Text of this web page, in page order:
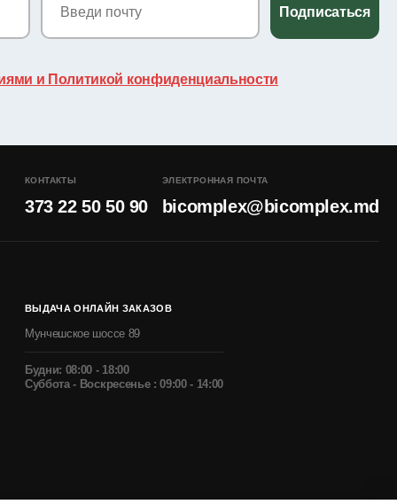
Подписаться
и Политикой конфиденциальности
КОНТАКТЫ
373 22 50 50 90
ЭЛЕКТРОННАЯ ПОЧТА
bicomplex@bicomplex.md
ВЫДАЧА ОНЛАЙН ЗАКАЗОВ
Мунчешское шоссе 89
Будни: 08:00 - 18:00
Суббота - Воскресенье : 09:00 - 14:00